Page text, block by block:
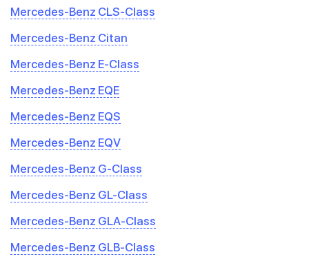
Mercedes-Benz CLS-Class
Mercedes-Benz Citan
Mercedes-Benz E-Class
Mercedes-Benz EQE
Mercedes-Benz EQS
Mercedes-Benz EQV
Mercedes-Benz G-Class
Mercedes-Benz GL-Class
Mercedes-Benz GLA-Class
Mercedes-Benz GLB-Class